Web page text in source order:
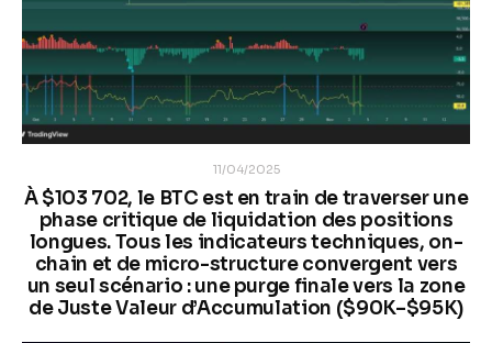
11/04/2025
À $103 702, le BTC est en train de traverser une
phase critique de liquidation des positions
longues. Tous les indicateurs techniques, on-
chain et de micro-structure convergent vers
un seul scénario : une purge finale vers la zone
de Juste Valeur d’Accumulation ($90K–$95K)